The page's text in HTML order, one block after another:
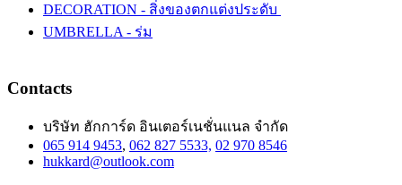
DECORATION - สิ่งของตกแต่งประดับ
UMBRELLA - ร่ม
Contacts
บริษัท ฮักการ์ด อินเตอร์เนชั่นแนล จำกัด
065 914 9453, 062 827 5533, 02 970 8546
hukkard@outlook.com